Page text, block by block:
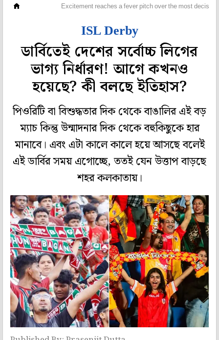
Excitement reaches a fever pitch over the most
ISL Derby
ডার্বিতেই দেশের সর্বোচ্চ লিগের
ভাগ্য নির্ধারণ! আগে কখনও
হয়েছে? কী বলছে ইতিহাস?
পিওরিটি বা বিশুদ্ধতার দিক থেকে বাঙালির এই বড়
ম্যাচ কিন্তু উন্মাদনার দিক থেকে বহুকিছুকে হার
মানাবে। এবং এটা কালে কালে হয়ে আসছে বলেই
এই ডার্বির সময় এগোচ্ছে, ততই যেন উত্তাপ বাড়ছে
শহর কলকাতায়।